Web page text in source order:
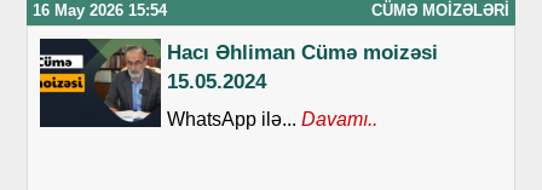
16 May 2026 15:54 CÜMƏ MOIZƏLƏRI
Hacı Əhliman Cümə moizəsi
15.05.2024
WhatsApp ilə... Davamı..